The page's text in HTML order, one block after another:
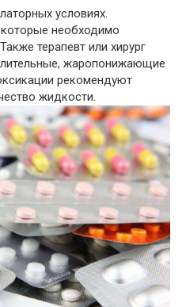
условиях.
необходимо
терапевт или хирург
жаропонижающие
рекомендуют
жидкости.